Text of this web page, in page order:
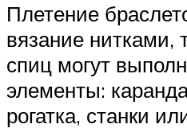
Плетение
вязание нитками,
спиц могут
элементы:
рогатка, станки